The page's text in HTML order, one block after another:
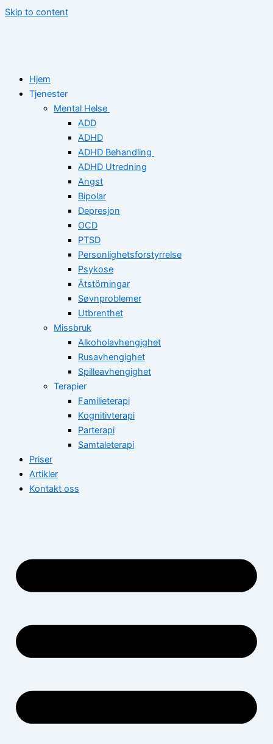
Skip to content
Hjem
Tjenester
Mental Helse
ADD
ADHD
ADHD Behandling
ADHD Utredning
Angst
Bipolar
Depresjon
OCD
PTSD
Personlighetsforstyrrelse
Psykose
Ätstörningar
Søvnproblemer
Utbrenthet
Missbruk
Alkoholavhengighet
Rusavhengighet
Spilleavhengighet
Terapier
Familieterapi
Kognitivterapi
Parterapi
Samtaleterapi
Priser
Artikler
Kontakt oss